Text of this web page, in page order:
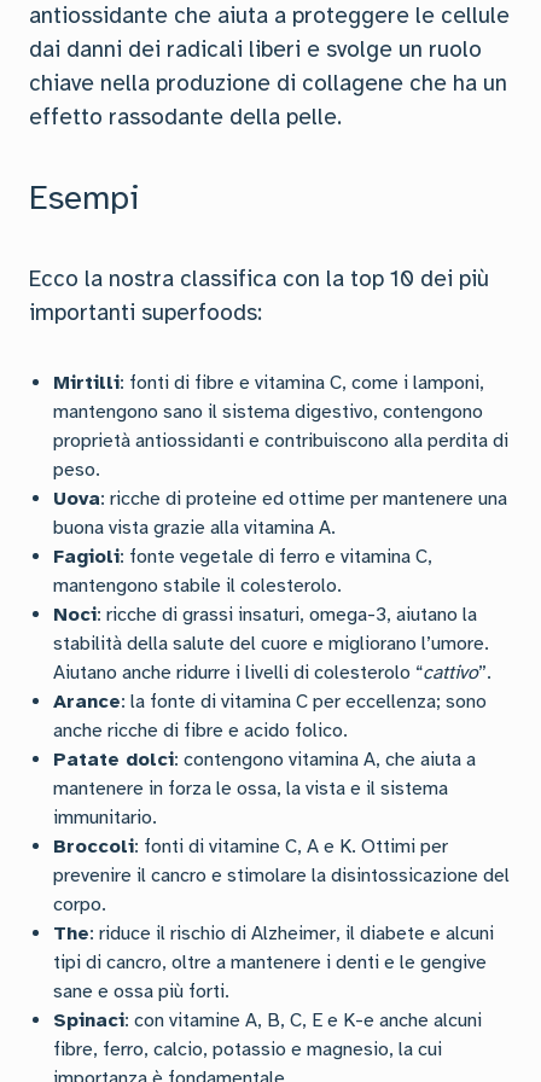
antiossidante che aiuta a proteggere le cellule
dai danni dei radicali liberi e svolge un ruolo
chiave nella produzione di collagene che ha un
effetto rassodante della pelle.
Esempi
Ecco la nostra classifica con la top 10 dei più
importanti superfoods:
Mirtilli: fonti di fibre e vitamina C, come i lamponi,
mantengono sano il sistema digestivo, contengono
proprietà antiossidanti e contribuiscono alla perdita di
peso.
Uova: ricche di proteine ed ottime per mantenere una
buona vista grazie alla vitamina A.
Fagioli: fonte vegetale di ferro e vitamina C,
mantengono stabile il colesterolo.
Noci: ricche di grassi insaturi, omega-3, aiutano la
stabilità della salute del cuore e migliorano l’umore.
Aiutano anche ridurre i livelli di colesterolo “cattivo”.
Arance: la fonte di vitamina C per eccellenza; sono
anche ricche di fibre e acido folico.
Patate dolci: contengono vitamina A, che aiuta a
mantenere in forza le ossa, la vista e il sistema
immunitario.
Broccoli: fonti di vitamine C, A e K. Ottimi per
prevenire il cancro e stimolare la disintossicazione del
corpo.
The: riduce il rischio di Alzheimer, il diabete e alcuni
tipi di cancro, oltre a mantenere i denti e le gengive
sane e ossa più forti.
Spinaci: con vitamine A, B, C, E e K-e anche alcuni
fibre, ferro, calcio, potassio e magnesio, la cui